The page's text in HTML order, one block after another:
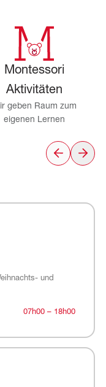
Montessori
Aktivitäten
geben Raum zum
eigenen Lernen
und
07h00 – 18h00